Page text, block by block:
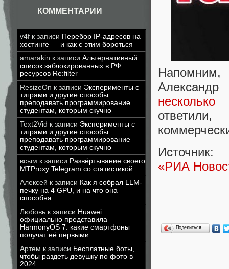
КОММЕНТАРИИ
v4f к записи Перебор IP-адресов на
хостинге — и как с этим бороться
amarakin к записи Альтернативный
список заблокированных в РФ
ресурсов Re:filter
ResizeOn к записи Эксперименты с
тиграми и другие способы
преподавать программирование
студентам, которым скучно
Text2Vid к записи Эксперименты с
тиграми и другие способы
преподавать программирование
студентам, которым скучно
всым к записи Развёртывание своего
MTProxy Telegram со статистикой
Алексей к записи Как я собрал LLM-
печку на 4 GPU, и на что она
способна
Любовь к записи Huawei
официально представила
HarmonyOS 7: какие смартфоны
получат её первыми
Артем к записи Бесплатные боты,
чтобы раздеть девушку по фото в
2024
Напомним,
несколько
Источник:
«РИА
Поделиться…